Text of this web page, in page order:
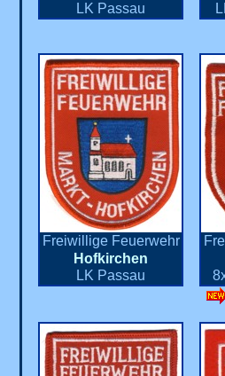
LK Passau
Freiwillige Feuerwehr
Hofkirchen
LK Passau